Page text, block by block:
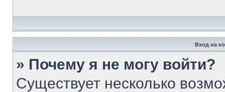
Вход на
» Почему я не могу войти?
Существует несколько